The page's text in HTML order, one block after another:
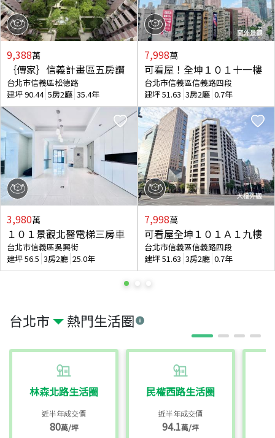
台北市 熱門生活圈
林森北路生活圈
近半年成交價
80萬/坪
民權西路生活圈
近半年成交價
94.1萬/坪
9,388萬
｛傳家｝信義計畫區五房讚
台北市信義區松德路
建坪90.44 5房2廳 35.4年
3,980萬
１０１景觀北醫電梯三房車
台北市信義區吳興街
建坪56.5 3房2廳 25.0年
7,998萬
可看屋！全坤１０１十一樓
台北市信義區信義路四段
建坪51.63 3房2廳 0.7年
7,998萬
可看屋全坤１０１Ａ１九樓
台北市信義區信義路四段
建坪51.63 3房2廳 0.7年